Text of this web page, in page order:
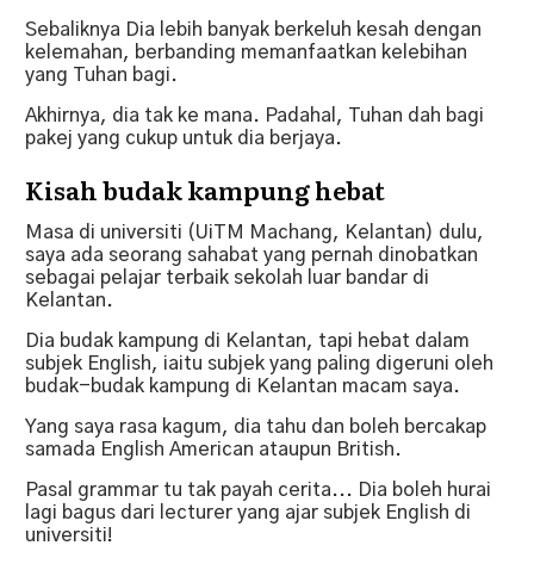
Sebaliknya Dia lebih banyak berkeluh kesah dengan
kelemahan, berbanding memanfaatkan kelebihan
yang Tuhan bagi.
Akhirnya, dia tak ke mana. Padahal, Tuhan dah bagi
pakej yang cukup untuk dia berjaya.
Kisah budak kampung hebat
Masa di universiti (UiTM Machang, Kelantan) dulu,
saya ada seorang sahabat yang pernah dinobatkan
sebagai pelajar terbaik sekolah luar bandar di
Kelantan.
Dia budak kampung di Kelantan, tapi hebat dalam
subjek English, iaitu subjek yang paling digeruni oleh
budak-budak kampung di Kelantan macam saya.
Yang saya rasa kagum, dia tahu dan boleh bercakap
samada English American ataupun British.
Pasal grammar tu tak payah cerita... Dia boleh hurai
lagi bagus dari lecturer yang ajar subjek English di
universiti!